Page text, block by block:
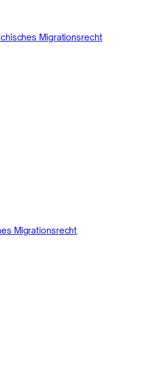
Migrationsrecht
Migrationsrecht